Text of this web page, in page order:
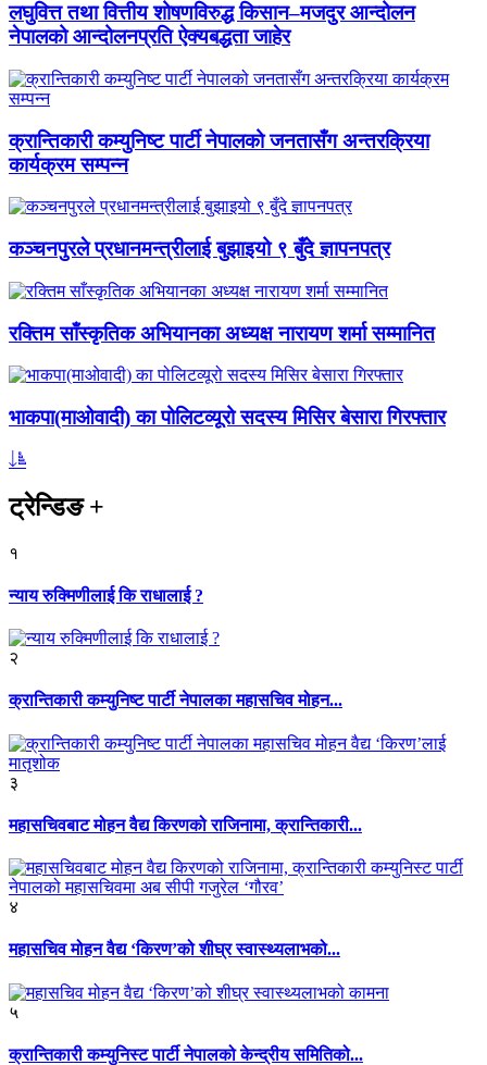
लघुवित्त तथा वित्तीय शोषणविरुद्ध किसान–मजदुर आन्दोलन
नेपालको आन्दोलनप्रति ऐक्यबद्धता जाहेर
क्रान्तिकारी कम्युनिष्ट पार्टी नेपालको जनतासँग अन्तरक्रिया
कार्यक्रम सम्पन्न
कञ्चनपुरले प्रधानमन्त्रीलाई बुझाइयो ९ बुँदे ज्ञापनपत्र
रक्तिम साँस्कृतिक अभियानका अध्यक्ष नारायण शर्मा सम्मानित
भाकपा(माओवादी) का पोलिटव्यूरो सदस्य मिसिर बेसारा गिरफ्तार
ट्रेन्डिङ+
१
न्याय रुक्मिणीलाई कि राधालाई ?
२
क्रान्तिकारी कम्युनिष्ट पार्टी नेपालका महासचिव मोहन...
३
महासचिवबाट मोहन वैद्य किरणको राजिनामा, क्रान्तिकारी...
४
महासचिव मोहन वैद्य ‘किरण’को शीघ्र स्वास्थ्यलाभको...
५
क्रान्तिकारी कम्युनिस्ट पार्टी नेपालको केन्द्रीय समितिको...